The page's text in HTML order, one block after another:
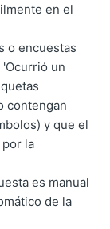
en el
o encuestas
un
contengan
y que el
la
es manual
de la